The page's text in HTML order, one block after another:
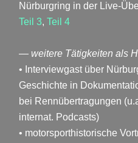
Nürburgring in der Live-
Teil 3,Teil 4
— weitere Tätigkeiten als
• Interviewgast über
Geschichte in
bei Rennübertragungen
internat. Podcasts)
• motorsporthistorische